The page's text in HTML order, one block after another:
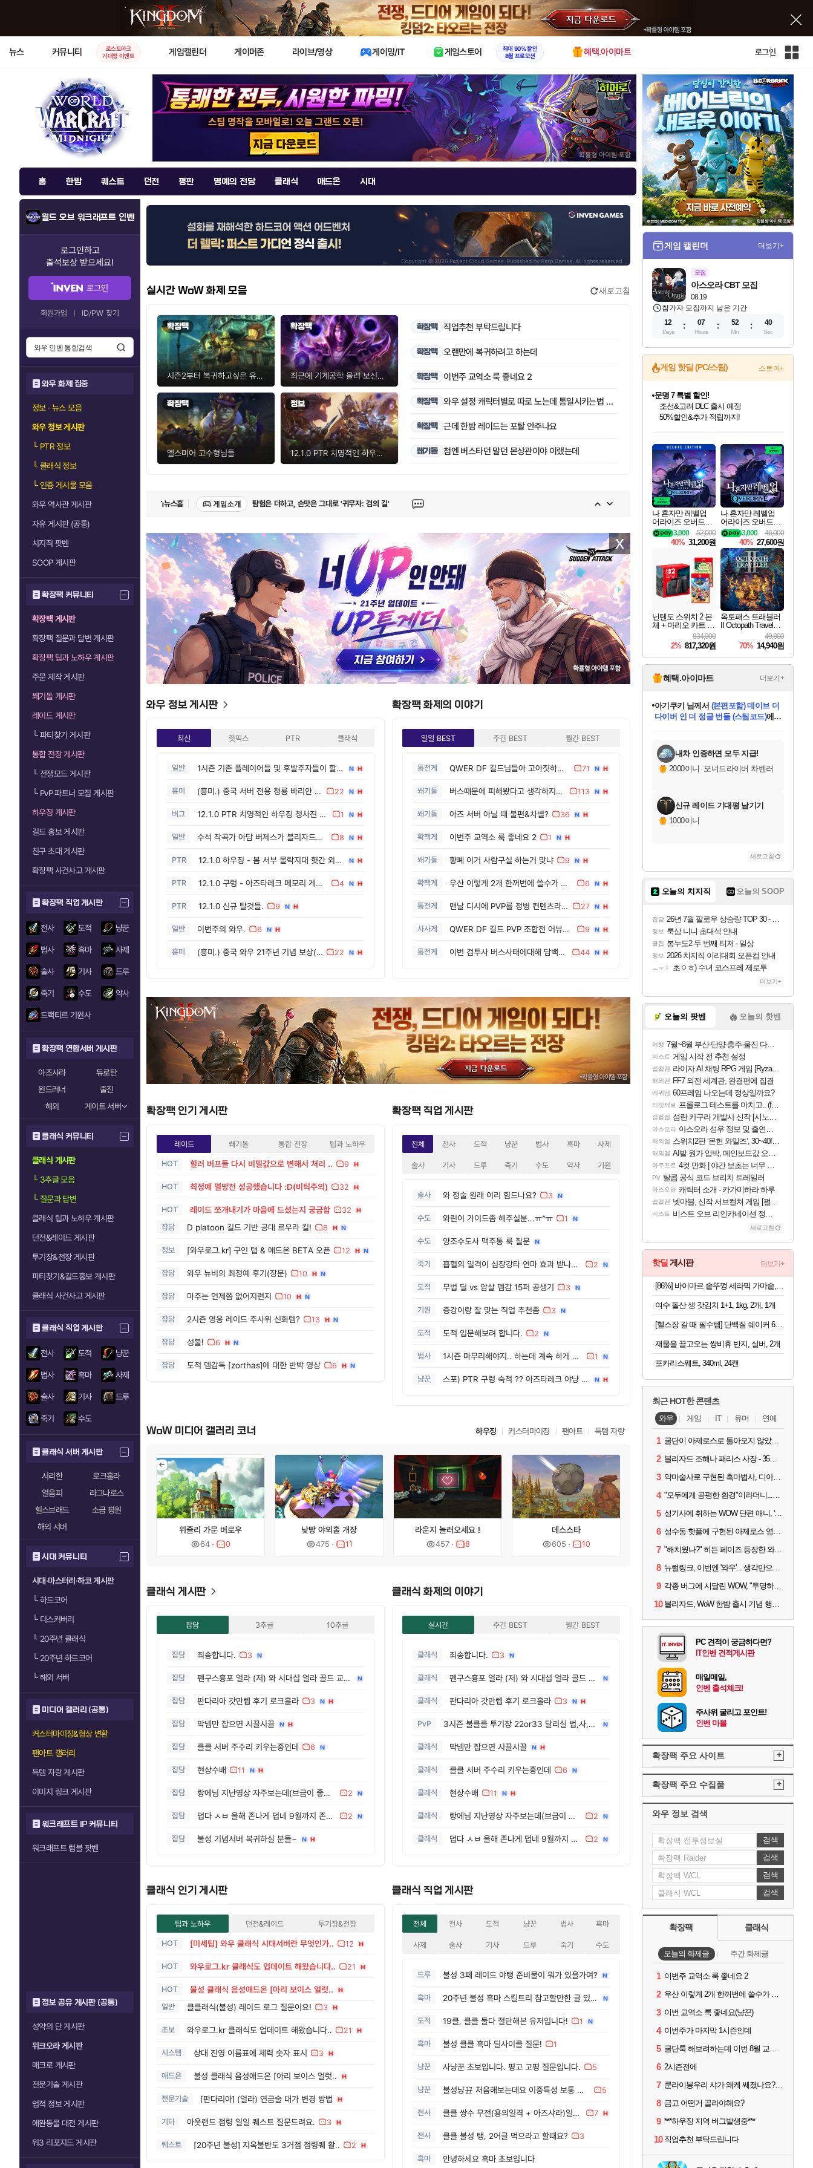
X
뉴스 커뮤니티
로스트아크
기대평 이벤트
게임캘린더 게이머존 라이브/영상 게이밍/IT 게임스토어
최대 90% 할인
8월 프로모션
혜택.아이마트 로그인
인
사
이
트
맵
홈 한밤 퀘스트 던전 평판 명예의 전당 클래식 애드온 시대
월드 오브 워크래프트 인벤
로그인하고
출석보상 받으세요!
로그인
회원가입 ID/PW 찾기
와우 화제 집중
정보 · 뉴스 모음
와우 정보 게시판
└PTR 정보
└클래식 정보
└인증 게시물 모음
와우 역사관 게시판
자유 게시판 (공통)
치지직 팟벤
SOOP 게시판
확장팩 커뮤니티
확장팩 게시판
확장팩 질문과 답변 게시판
확장팩 팁과 노하우 게시판
주문 제작 게시판
쐐기돌 게시판
레이드 게시판
└파티찾기 게시판
통합 전장 게시판
└전쟁모드 게시판
└PvP 파트너 모집 게시판
하우징 게시판
길드 홍보 게시판
친구 초대 게시판
확장팩 사건사고 게시판
확장팩 직업 게시판
전사 도적 냥꾼
법사 흑마 사제
술사 기사 드루
죽기 수도 악사
드랙티르 기원사
확장팩 연합서버 게시판
아즈샤라
듀로탄
윈드러너
줄진
해외
게이트 서버
클래식 커뮤니티
클래식 게시판
└3추글 모음
└질문과 답변
클래식 팁과 노하우 게시판
던전&레이드 게시판
투기장&전장 게시판
파티찾기&길드홍보 게시판
클래식 사건사고 게시판
클래식 직업 게시판
전사 도적 냥꾼
법사 흑마 사제
술사 기사 드루
죽기 수도
클래식 서버 게시판
서리한
로크홀라
얼음피
라그나로스
힐스브래드
소금 평원
해외 서버
시대 커뮤니티
시대·마스터리·하코 게시판
└하드코어
└디스커버리
└20주년 클래식
└20주년 하드코어
└해외 서버
미디어 갤러리 (공통)
커스터마이징&형상 변환
팬아트 갤러리
득템 자랑 게시판
이미지 링크 게시판
워크래프트 IP 커뮤니티
워크래프트 럼블 팟벤
정보 공유 게시판 (공통)
성약의 단 게시판
위크오라 게시판
매크로 게시판
전문기술 게시판
업적 정보 게시판
애완동물 대전 게시판
워3 리포지드 게시판
실시간 WoW 화제 모음 새로고침
확장팩
시즌2부터 복귀하고싶은 유저 질문있습니다.
확장팩
최근에 기계공학 올려 보신분?
확장팩
엘스미어 고수형님들
정보
12.1.0 PTR 치명적인 하우징 청사진 버그
확장팩 직업추천 부탁드립니다
확장팩 오랜만에 복귀하려고 하는데
확장팩 이번주 교역소 룩 좋네요 2
확장팩 와우 설정 캐릭터별로 따로 노는데 통일시키는법 있나요
확장팩 근데 한밤 레이드는 포탈 안주나요
쐐기돌 첨엔 버스타던 말던 몬상관이야 이랬는데
뉴스홈
탐험은 더하고, 손맛은 그대로 '귀무자: 검의 길'
GTA6 신규 확장 예고편, 28일 '넷플릭스서 최초 공개'한다 1 1
'페이즈' 날뛴 T1, DK 연승 끊고 1위 지켜 1 4
소니의 격투 '마블 투혼: 파이팅 소울즈', 출시 앞두고 스팀 매출 쭉쭉
탐험은 더하고, 손맛은 그대로 '귀무자: 검의 길'
GTA6 신규 확장 예고편, 28일 '넷플릭스서 최초 공개'한다 1
'페이즈' 날뛴 T1, DK 연승 끊고 1위 지켜 1 4
소니의 격투 '마블 투혼: 파이팅 소울즈', 출시 앞두고 스팀 매출 쭉쭉 1
귀무자: 검의 길, "누구나 일섬의 쾌감을 느끼도록"
탐험은 더하고, 손맛은 그대로 '귀무자: 검의 길'
GTA6 신규 확장 예고편, 28일 '넷플릭스서 최초 공개'한다 1 1
'페이즈' 날뛴 T1, DK 연승 끊고 1위 지켜 4
소니의 격투 '마블 투혼: 파이팅 소울즈', 출시 앞두고 스팀 매출 쭉쭉 1
와우 정보 게시판
최신 핫픽스 PTR 클래식
일반 1시즌 기존 플레이어들 및 후발주자들이 할만한 것들.
흥미 (흥미.) 중국 서버 전용 청룡 바리안 세트 및 바리안 보좌 장난감 룩. 22
버그 12.1.0 PTR 치명적인 하우징 청사진 버그 1
일반 수석 작곡가 아담 버제스가 블리자드를 떠납니다. 8
PTR 12.1.0 하우징 - 봄 서부 몰락지대 헛간 외장재와 가을 서부 몰락지대 헛간 외장재.
PTR 12.1.0 구렁 - 아즈타레크 메모리 게임 애드온이 막혔습니다. 4
PTR 12.1.0 신규 탈것들. 9
일반 이번주의 와우. 6
흥미 (흥미.) 중국 와우 21주년 기념 보상(RTX 5080 등) 및 오프라인 행사 공지. 22
확장팩 화제의 이야기
일일 BEST 주간 BEST 월간 BEST
통전게 QWER DF 길드님들아 고아짓하지마세요 71
쐐기돌 버스때문에 피해봤다고 생각하지마세요 113
쐐기돌 아즈 서버 아닐 때 불편&차별? 36
확팩게 이번주 교역소 룩 좋네요 2 1
쐐기돌 황폐 이거 사람구실 하는거 맞냐 9
확팩게 우산 이렇게 2개 한꺼번에 쓸수가 있네요 6
통전게 맨날 디시에 PVP를 정병 컨텐츠라고 올리는 진짜 정신병자 새끼 27
사사게 QWER DF 길드 PVP 조합전 어뷰징하지마세요 9
통전게 이번 검투사 버스사태에대해 담백한팩트 + 생각 44
확장팩 인기 게시판
레이드 쐐기돌 통합 전장 팁과 노하우
HOT 힐러 버프들 다시 비밀값으로 변해서 처리 .. 9
HOT 최정예 멸망전 성공했습니다 :D(비틱주의) 32
HOT 레이드 쪼개내기가 마음에 드셨는지 궁금함
32
잡담
D platoon 길드 기반 공대 르우라 킬! 8
정보 [와우로그.kr] 구인 탭 & 애드온 BETA 오픈 12
잡담 와우 뉴비의 최정예 후기(장문) 10
잡담 마주는 언제쯤 없어지련지 10
잡담 2시즌 영웅 레이드 주사위 신화템? 13
잡담 성불! 6
잡담 도적 뎀감독 [zorthas]에 대한 반박 영상 6
확장팩 직업 게시판
전체 전사 도적 냥꾼 법사 흑마 사제
술사 기사 드루 죽기 수도 악사 기원
술사 와 정술 원래 이리 힘드나요? 3
수도 와린이 가이드좀 해주실분...ㅠ^ㅠ 1
수도 양조수도사 맥주통 룩 질문
죽기 흡혈의 일격이 심장강타 연마 효과 받나요? 2
도적 무법 딜 vs 암살 뎀감 15퍼 공생기 3
기원 증강이랑 잘 맞는 직업 추천좀 3
도적 도적 입문해보려 합니다. 2
법사 1시즌 마무리해야지.. 하는데 계속 하게 되네요 1
냥꾼 스포) PTR 구렁 숙적 ?? 아즈타레크 야냥 시점
WoW 미디어 갤러리 코너 하우징 커스터마이징 팬아트 득템 자랑
위즐리 가문 버로우
64 0
낮방 야외홀 개장
475 11
라운지 놀러오세요 !
457 8
데스스타
605 10
클래식 게시판
잡담 3추글 10추글
잡담 죄송합니다. 3
잡담 펜구스흉포 얼라 (저) 와 시대섭 얼라 골드 교환하실분
잡담 판다리아 갓만렙 후기 로크홀라 3
잡담 막넴만 잡으면 시끌시끌
잡담 클클 서버 주수리 키우는중인데 6
잡담 현상수배 11
잡담 랑에님 지난영상 자주보는데(브금이 좋아서) usm부죽으로 외국애들이랑 격변1페 스피드런한거 2
잡담 덥다 ㅅㅂ 올해 존나게 덥네 9월까지 존버타자 틀니형들 2
잡담 불성 기념서버 복귀하실 분들~
클래식 화제의 이야기
실시간 주간 BEST 월간 BEST
클래식 죄송합니다. 3
클래식 펜구스흉포 얼라 (저) 와 시대섭 얼라 골드 교환하실분
클래식 판다리아 갓만렙 후기 로크홀라 3
PvP 3시즌 불클클 투기장 22or33 달리실 법,사,드(조x) 구해봅니다.
클래식 막넴만 잡으면 시끌시끌
클래식 클클 서버 주수리 키우는중인데 6
클래식 현상수배 11
클래식 랑에님 지난영상 자주보는데(브금이 좋아서) usm부죽으로 외국애들이랑 격변1페 스피드런한거 2
클래식 덥다 ㅅㅂ 올해 존나게 덥네 9월까지 존버타자 틀니형들 2
클래식 인기 게시판
팁과 노하우 던전&레이드 투기장&전장
HOT [미세팁] 와우 클래식 시대서버란 무엇인가.. 12
HOT 와우로그.kr 클래식도 업데이트 해왔습니다.. 21
HOT 불성 클래식 음성애드온 [아리 보이스 얼럿..
일반 클클래식(불성) 레이드 로그 질문이요! 3
초보 와우로그.kr 클래식도 업데이트 해왔습니다.. 21
시스템 상대 진영 이름표에 체력 숫자 표시 3
애드온 불성 클래식 음성애드온 [아리 보이스 얼럿..
전문기술 [판다리아] (얼라) 연금술 대가 변경 방법
기타 아웃랜드 점령 일일 퀘스트 질문드려요. 3
퀘스트 [20주년 불성] 지옥불반도 3거점 점령퀘 활.. 2
클래식 직업 게시판
전체 전사 도적 냥꾼 법사 흑마
사제 술사 기사 드루 죽기 수도
드루 불성 3페 레이드 야탱 준비물이 뭐가 있을가여?
흑마 20주년 불성 흑마 스킬트리 참고할만한 글 있나요?
도적 19클, 클클 둘다 절단해본 유저입니다! 1
흑마 불성 클클 흑마 딜사이클 질문! 1
냥꾼 사냥꾼 초보입니다. 평고 고평 질문입니다. 5
냥꾼 불성냥뀬 처음해보는데요 이중특성 보통 어떻게 찍으시나요? 5
전사 클클 쌍수 무전(용의일격 + 아즈샤라)일때 도검류 전문화 찍나요?? 7
전사 클클 불성 탱, 2어글 먹으라고 할때요? 3
흑마 안녕하세요 흑마 초보입니다
게임 캘린더 더보기+
모집
08.19
아스오라 CBT 모집
참가자 모집까지 남은 기간
12
Days
07
Hours
52
Min
38
Sec
게임 핫딜 (PC/스팀) 스토어+
최대 90% 할인가를 만나보세요!
네이버혜택과 함께 만나보세요!
문명 7 특별 할인!
조선&고려 DLC 출시 예정
귀무자: 검의 길 예약 판매 중!
10% 할인과
이니&베니 혜택까지!
네이버 혜택가와 함께 예약하세요!
할인&네이버혜택으로 만나보세요!
네이버페이 혜택과 만나보세요!
40주년 프로모션으로 만나보세요!
네이버 포인트 혜택까지!
할인가에 만나보세요!
일부 에디션 상시 할인!
혜택으로 예약 판매 중
편안하게 충전하세요
나 혼자만 레벨업
어라이즈 오버드라
이브 디럭스 에디션
Solo Leveling Arise
Overdrive Deluxe Edi
52,000
3,000
40% 31,200원
나 혼자만 레벨업
어라이즈 오버드라
이브 Solo Leveling A
rise
46,000
3,000
40% 27,600원
닌텐도 스위치 2 본
체 + 마리오 카트 월
드 + 포켓몬 포코피
아 번들
834,000
2% 817,320원
옥토패스 트래블러
II Octopath Traveler I
49,800
70% 14,940원
혜택.아이마트 더보기+
당첨되셨습니다.
당첨되셨습니다.
eksxo님께서 디스코 엘리시움 최종판
(스팀코드) 에 당첨되셨습니다.
당첨되셨습니다.
당첨되셨습니다.
에디션 (스팀코드)를 교환.
당첨되셨습니다.
당첨되셨습니다.
당첨되셨습니다.
당첨되셨습니다.
내차 인증하면 모두 지급!
2000이니 · 오너드라이버 차벤러
신규 레이드 기대평 남기기
1000이니
새로고침
오늘의 치지직 오늘의 SOOP
잡담 26년 7월 팔로우 상승량 TOP 30 - 월간 치지직
정보 룩삼 니니 초대석 안내
클립 봉누도2 두 번째 티저 - 일상
정보 2026 치지직 이리대회 오픈컵 안내
ㅗㅜㅑ 초ㅇㅎ) 수녀 코스프레 제로투
더보기+
오늘의 팟벤 오늘의 핫벤
여행 7월~8월 부산-단양-충주-울진 다녀왔어요~
비스트 게임 시작 전 추천 설정
섭컬겜 라이자 AI 채팅 RPG 게임 [RyzaChat: AI] 공개
해외겜 FF7 외전 세계관, 완결편에 집결
레퀴엠 60프레임 나오는데 정상일까요?
리밋제로 프롤로그 테스트를 마치고.. (feat. 리아)
섭컬겜 섬란 카구라 개발사 신작 [시노비 넥서스] 연내 출시 예정
아스오라 아스오라 성우 정보 및 출연작 모음
해외겜 스위치2판 ‘몬헌 와일즈’, 30~40fps 목표 추정
해외겜 AI발 원가 압박, 메인보드값 오르나
아주프로 4컷 만화 | 야간 보초는 너무 힘들어
PV 탈콥 공식 코드 브리치 트레일러
아스오라 캐릭터 소개 - 카가미하라 하루
섭컬겜 넷마블, 신작 서브컬쳐 게임 [펄 인 블루] 티저 사이트 오픈
비스트 비스트 오브 리인카네이션 정보/공략글 모음
새로고침
핫딜 게시판 더보기+
여수 돌산 생 갓김치 1+1, 1kg, 2개, 1개
[헬스장 갈 때 필수템] 단백질 쉐이커 600ml
재물을 끌고오는 쌍비휴 반지, 실버, 2개
포카리스웨트, 340ml, 24캔
최근 HOT한 콘텐츠
와우 게임 IT 유머 연예
1 굴단이 아제로스로 돌아오지 않았다면? 와우 클래식+ 주목
2 블리자드 조해나 패리스 사장 - 35년 역사, 그리고 비전
3 악마술사로 구현된 흑마법사, 디아4 x 와우 콜라보 살펴보기
4 "모두에게 공평한 환경"이라더니...여전히 살아있는 애드온
5 성기사에 취하는 WOW 단편 애니, '신성한 모든 것'
6 성수동 핫플에 구현된 아제로스 영웅들의 안식처, WoW 홈스윗홈
7 "해치웠나?" 히든 페이즈 등장한 와우 '한밤', 세계 최초 킬은 '팀 리퀴드'
8 뉴럴링크, 이번엔 '와우'... 생각만으로 게임하는 시대 성큼
9 각종 버그에 시달린 WOW, "투명하고 신속한 소통과 대응 약속"
10 블리자드, WoW 한밤 출시 기념 행사 '홈스윗홈' 28일 개최
PC 견적이 궁금하다면?
IT인벤 견적게시판
매일매일,
인벤 출석체크!
주사위 굴리고 포인트!
인벤 마블
확장팩 주요 사이트 +
확장팩 주요 수집품 +
와우 정보 검색
검색
검색
검색
검색
확장팩 클래식
오늘의 화제글 주간 화제글
1 이번주 교역소 룩 좋네요 2
2 우산 이렇게 2개 한꺼번에 쓸수가 있네요
3 이번 교역소 룩 좋네요(냥꾼)
4 이번주가 마지막 1시즌인데
5 굴단룩 해보려하는데 이번 8월 교역소 칠흙 두건 질문드립니다
6 2시즌전에
7 쿤라이봉우리 샤가 왜케 쎄졌나요? ㅋㅋㅋ
8 금고 어떤거 골라야해요?
9 ***하우징 지역 버그발생중***
10 직업추천 부탁드립니다